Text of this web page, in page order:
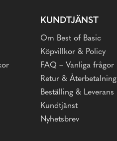
KUNDTJÄNST
Om Best of Basic
Köpvillkor & Policy
FAQ – Vanliga frågor
Retur & Återbetalning
Beställing & Leverans
Kundtjänst
Nyhetsbrev